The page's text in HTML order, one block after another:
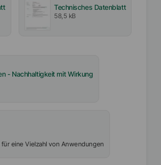
Technisches Datenblatt
58,5 kB
- Nachhaltigkeit mit Wirkung
eine Vielzahl von Anwendungen